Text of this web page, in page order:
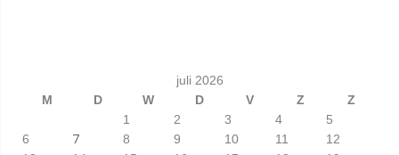
juli 2026
M
D W D V Z
Z
1
2 3 4
5
6
7 8 9 10 11
12